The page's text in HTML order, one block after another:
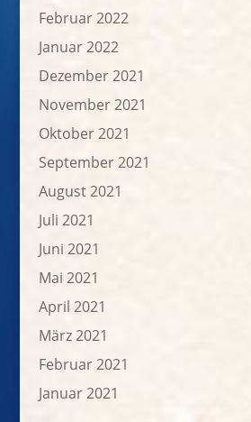
Februar 2022
Januar 2022
Dezember 2021
November 2021
Oktober 2021
September 2021
August 2021
Juli 2021
Juni 2021
Mai 2021
April 2021
März 2021
Februar 2021
Januar 2021